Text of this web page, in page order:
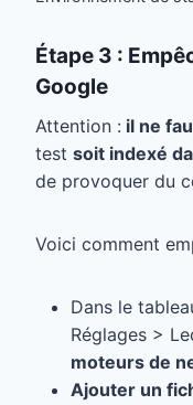
Étape 3 :
Google
Attention : il ne
test soit indexé
de provoquer du
Voici comment
Dans le
Réglages >
moteurs de
Ajouter un